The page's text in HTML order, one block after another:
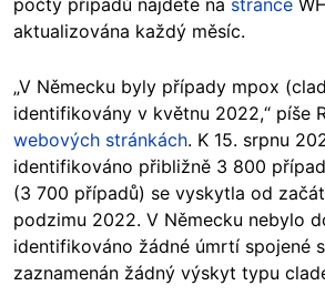
aktualizována každý měsíc.
„V Německu byly případy mpox
identifikovány v květnu 2022,“ píše
webových stránkách. K 15. srpnu
identifikováno přibližně 3 800
(3 700 případů) se vyskytla od
podzimu 2022. V Německu nebylo
identifikováno žádné úmrtí spojené
zaznamenán žádný výskyt typu